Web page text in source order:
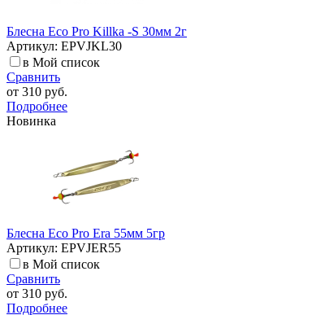
Блесна Eco Pro Killka -S 30мм 2г
Артикул: EPVJKL30
в Мой список
Сравнить
от 310 руб.
Подробнее
Новинка
Блесна Eco Pro Era 55мм 5гр
Артикул: EPVJER55
в Мой список
Сравнить
от 310 руб.
Подробнее